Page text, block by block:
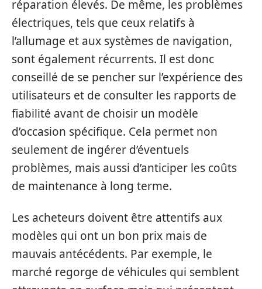
réparation élevés. De même, les problèmes
électriques, tels que ceux relatifs à
l’allumage et aux systèmes de navigation,
sont également récurrents. Il est donc
conseillé de se pencher sur l’expérience des
utilisateurs et de consulter les rapports de
fiabilité avant de choisir un modèle
d’occasion spécifique. Cela permet non
seulement de ingérer d’éventuels
problèmes, mais aussi d’anticiper les coûts
de maintenance à long terme.
Les acheteurs doivent être attentifs aux
modèles qui ont un bon prix mais de
mauvais antécédents. Par exemple, le
marché regorge de véhicules qui semblent